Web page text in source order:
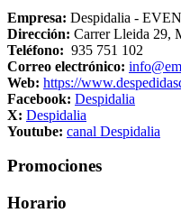
Empresa: Despidalia -
Dirección: Carrer Lleida 29,
Teléfono: 935 751 102
Correo electrónico:
Web: https://
Facebook: Despidalia
X: Despidalia
Youtube: canal Despidalia
Promociones
Horario